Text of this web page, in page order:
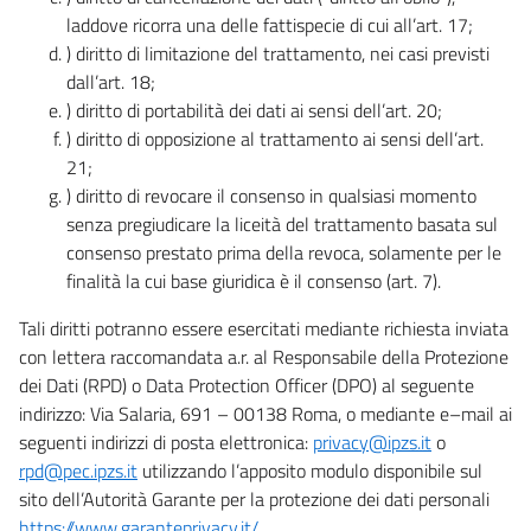
laddove ricorra una delle fattispecie di cui all’art. 17;
) diritto di limitazione del trattamento, nei casi previsti
dall’art. 18;
) diritto di portabilità dei dati ai sensi dell’art. 20;
) diritto di opposizione al trattamento ai sensi dell’art.
21;
) diritto di revocare il consenso in qualsiasi momento
senza pregiudicare la liceità del trattamento basata sul
consenso prestato prima della revoca, solamente per le
finalità la cui base giuridica è il consenso (art. 7).
Tali diritti potranno essere esercitati mediante richiesta inviata
con lettera raccomandata a.r. al Responsabile della Protezione
dei Dati (RPD) o Data Protection Officer (DPO) al seguente
indirizzo: Via Salaria, 691 – 00138 Roma, o mediante e–mail ai
seguenti indirizzi di posta elettronica: privacy@ipzs.ito
rpd@pec.ipzs.it utilizzando l’apposito modulo disponibile sul
sito dell’Autorità Garante per la protezione dei dati personali